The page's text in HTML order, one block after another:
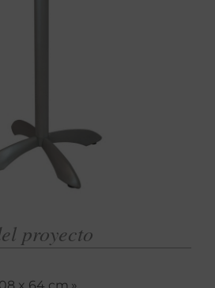
proyecto